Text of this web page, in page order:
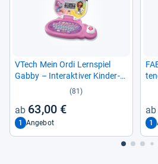
VTech Mein Ordi Lern­spiel
Gabby – Inter­ak­ti­ver Kin­der­
com­pu­ter mit 18 Spie­len
(81)
63,00 €
1 Angebot 1